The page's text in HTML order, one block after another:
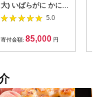
大) いばらがに かに
カニ 蟹 羅臼町 北海道
産 海産物 生産者 支援
5.0
寄付金額: 85,000 円